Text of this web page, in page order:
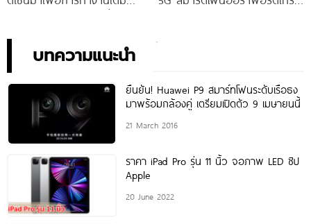
บทความแนะนำ
ยืนยัน! Huawei P9 สมาร์ทโฟนระดับเรือธง
มาพร้อมกล้องคู่ เตรียมเปิดตัว 9 เมษายนนี้
21 March 2016
ราคา iPad Pro รุ่น 11 นิ้ว จอภาพ LED ชิป
Apple
20 June 2022